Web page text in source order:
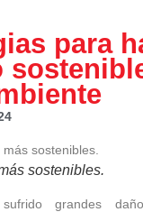
para
sostenibles.
grandes